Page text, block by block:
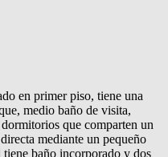
en primer piso, tiene una
medio baño de visita,
que comparten un
mediante un pequeño
baño incorporado y dos